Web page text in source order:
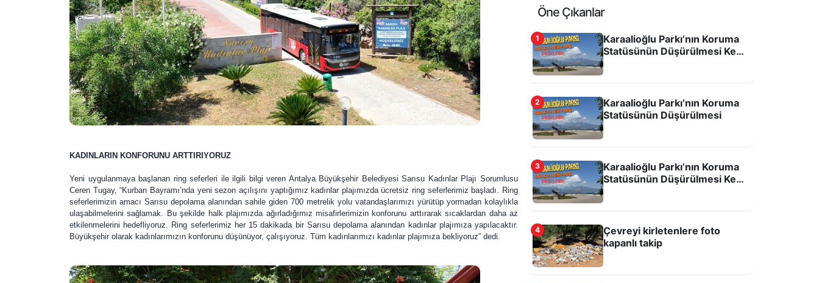
KADINLARIN KONFORUNU ARTTIRIYORUZ
Yeni uygulanmaya başlanan ring seferleri ile ilgili bilgi veren Antalya Büyükşehir Belediyesi Sarısu Kadınlar Plajı Sorumlusu
Ceren Tugay, “Kurban Bayramı’nda yeni sezon açılışını yaptığımız kadınlar plajımızda ücretsiz ring seferlerimiz başladı. Ring
seferlerimizin amacı Sarısu depolama alanından sahile giden 700 metrelik yolu vatandaşlarımızı yürütüp yormadan kolaylıkla
ulaşabilmelerini sağlamak. Bu şekilde halk plajımızda ağırladığımız misafirlerimizin konforunu arttırarak sıcaklardan daha az
etkilenmelerini hedefliyoruz. Ring seferlerimiz her 15 dakikada bir Sarısu depolama alanından kadınlar plajımıza yapılacaktır.
Büyükşehir olarak kadınlarımızın konforunu düşünüyor, çalışıyoruz. Tüm kadınlarımızı kadınlar plajımıza bekliyoruz” dedi.
Kurşunlu Kent Mezarlığı’nın yüzde 20’si
doldu
Öne Çıkanlar
1
Karaalioğlu Parkı’nın Koruma
Statüsünün Düşürülmesi Kent
2
Karaalioğlu Parkı’nın Koruma
Statüsünün Düşürülmesi
3
Karaalioğlu Parkı’nın Koruma
Statüsünün Düşürülmesi Kent
4
Çevreyi kirletenlere foto
kapanlı takip